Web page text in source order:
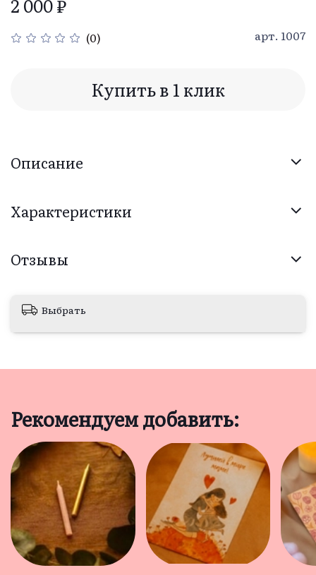
(0) арт. 1007
2 000 ₽
Купить в 1 клик
Описание
Характеристики
Отзывы
Выбрать
Рекомендуем добавить: